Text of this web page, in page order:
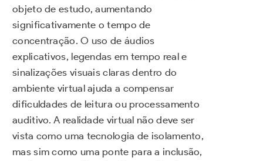
objeto de estudo, aumentando
significativamente o tempo de
concentração. O uso de áudios
explicativos, legendas em tempo real e
sinalizações visuais claras dentro do
ambiente virtual ajuda a compensar
dificuldades de leitura ou processamento
auditivo. A realidade virtual não deve ser
vista como uma tecnologia de isolamento,
mas sim como uma ponte para a inclusão,